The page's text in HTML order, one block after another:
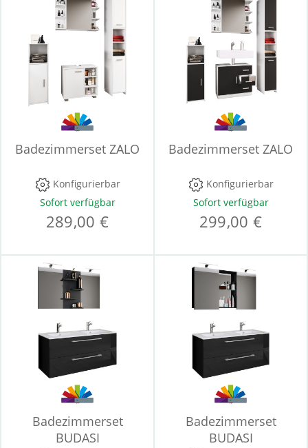
Badezimmerset ZALO
Konfigurierbar
Sofort verfügbar
289,00 €
Badezimmerset ZALO
Konfigurierbar
Sofort verfügbar
299,00 €
Badezimmerset
BUDASI
Badezimmerset
BUDASI